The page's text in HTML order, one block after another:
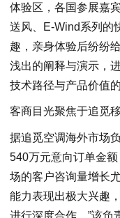
体验区，各国参展嘉
送风、E-Wind系列的
趣，亲身体验后纷纷
浅出的阐释与演示，
技术路径与产品价值的
客商目光聚焦于追觅
据追觅空调海外市场
540万元意向订单金
场的客户咨询量增长
能力表现出极大兴趣
进行深度合作。”该负